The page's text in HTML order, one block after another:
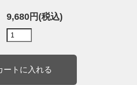
9,680円(税込)